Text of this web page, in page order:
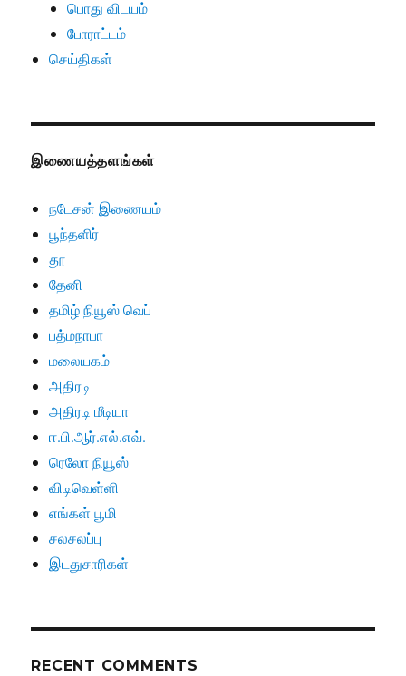
பொது விடயம்
போராட்டம்
செய்திகள்
இணையத்தளங்கள்
நடேசன் இணையம்
பூந்தளிர்
தூ
தேனி
தமிழ் நியூஸ் வெப்
பத்மநாபா
மலையகம்
அதிரடி
அதிரடி மீடியா
ஈ.பி.ஆர்.எல்.எவ்.
ரெலோ நியூஸ்
விடிவெள்ளி
எங்கள் பூமி
சலசலப்பு
இடதுசாரிகள்
RECENT COMMENTS